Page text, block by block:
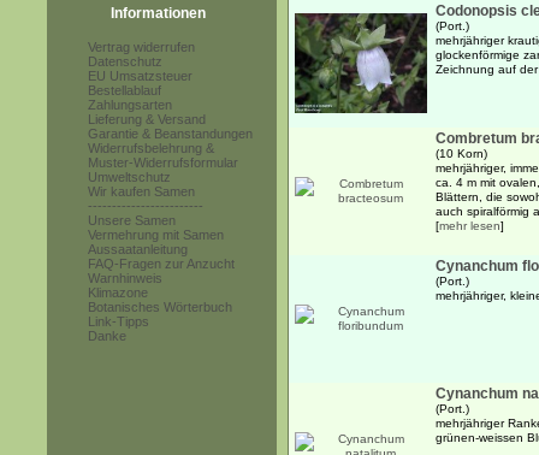
Informationen
Vertrag widerrufen
Datenschutz
EU Umsatzsteuer
Bestellablauf
Zahlungsarten
Lieferung & Versand
Garantie & Beanstandungen
Widerrufsbelehrung &
Muster-Widerrufsformular
Umweltschutz
Wir kaufen Samen
------------------------
Unsere Samen
Vermehrung mit Samen
Aussaatanleitung
FAQ-Fragen zur Anzucht
Warnhinweis
Klimazone
Botanisches Wörterbuch
Link-Tipps
Danke
Codonopsis
(Port.)
mehrjähriger
glockenförmige
Zeichnung auf
Combretum
(10 Korn)
mehrjähriger,
ca. 4 m mit
Blättern, die
auch spiralförmig
[mehr lesen]
Cynanchum
(Port.)
mehrjähriger,
Cynanchum
(Port.)
mehrjähriger
grünen-weissen